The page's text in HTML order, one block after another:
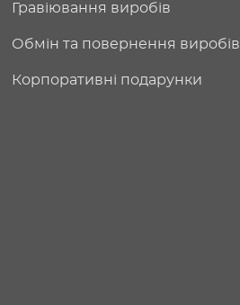
Гравіювання виробів
Обмін та повернення виробів
Корпоративні подарунки